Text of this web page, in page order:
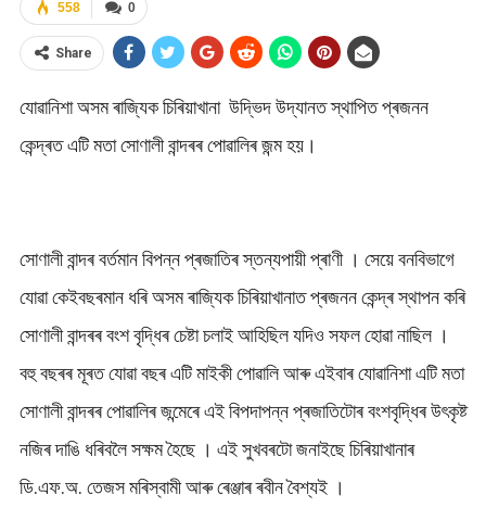
0
558
Share
যোৱানিশা অসম ৰাজ্যিক চিৰিয়াখানা উদ্ভিদ উদ্যানত স্থাপিত প্ৰজনন
কেন্দ্ৰত এটি মতা সোণালী বান্দৰৰ পোৱালিৰ জন্ম হয়।
সোণালী বান্দৰ বৰ্তমান বিপন্ন প্ৰজাতিৰ স্তন্যপায়ী প্ৰাণী । সেয়ে বনবিভাগে
যোৱা কেইবছৰমান ধৰি অসম ৰাজ্যিক চিৰিয়াখানাত প্ৰজনন কেন্দ্ৰ স্থাপন কৰি
সোণালী বান্দৰৰ বংশ বৃদ্ধিৰ চেষ্টা চলাই আহিছিল যদিও সফল হোৱা নাছিল ।
বহু বছৰৰ মূৰত যোৱা বছৰ এটি মাইকী পোৱালি আৰু এইবাৰ যোৱানিশা এটি মতা
সোণালী বান্দৰৰ পোৱালিৰ জন্মেৰে এই বিপদাপন্ন প্ৰজাতিটোৰ বংশবৃদ্ধিৰ উৎকৃষ্ট
নজিৰ দাঙি ধৰিবলৈ সক্ষম হৈছে । এই সুখবৰটো জনাইছে চিৰিয়াখানাৰ
ডি.এফ.অ. তেজস মৰিস্বামী আৰু ৰেঞ্জাৰ ৰবীন বৈশ্যই ।